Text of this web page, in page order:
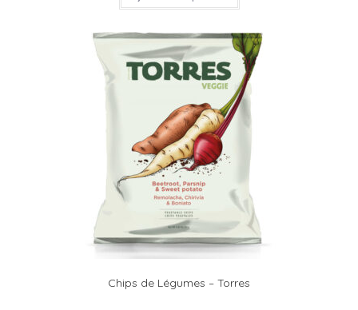
Chips de Légumes – Torres